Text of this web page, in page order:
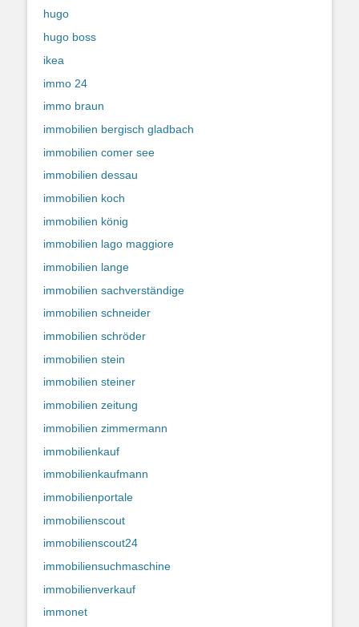
hugo
hugo boss
ikea
immo 24
immo braun
immobilien bergisch gladbach
immobilien comer see
immobilien dessau
immobilien koch
immobilien könig
immobilien lago maggiore
immobilien lange
immobilien sachverständige
immobilien schneider
immobilien schröder
immobilien stein
immobilien steiner
immobilien zeitung
immobilien zimmermann
immobilienkauf
immobilienkaufmann
immobilienportale
immobilienscout
immobilienscout24
immobiliensuchmaschine
immobilienverkauf
immonet